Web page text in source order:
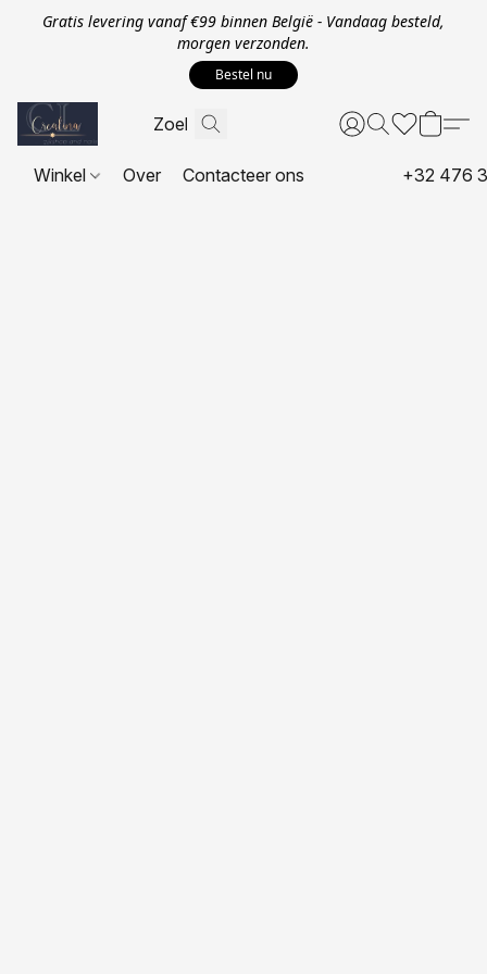
Gratis levering vanaf €99 binnen België - Vandaag besteld,
morgen verzonden.
Bestel nu
Winkel Over Contacteer ons +32 476